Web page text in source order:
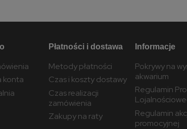
konta
Płatności i dostawa
Metody płatności
Czas i koszty dostawy
Czas realizacji
zamówienia
Zakupy na raty
Informacje
Pokrywy na
akwarium
Regulamin
Regulamin
promocyjnej